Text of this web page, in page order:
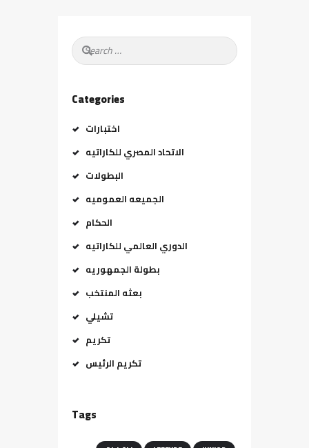
Search
for:
Categories
اختبارات
الاتحاد المصري للكاراتيه
البطولات
الجميعه العموميه
الحكام
الدوري العالمي للكاراتيه
بطولة الجمهوريه
بعثه المنتخب
تشيلي
تكريم
تكريم الرئيس
Tags